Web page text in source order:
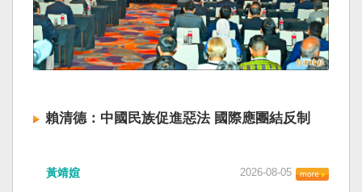
該海域之商貨輪，如接獲中方廣播時，無需理會
中方要求，並請立即通報相關單位，海巡署將會
採取一切必要手段，確保船舶航行自由與安全。
自己國家的歷史。台灣沒有像朝鮮的左右路線競
逐政權，造成內戰形成南韓、北朝分裂國家的歷
史。或許會有左右路線政黨，形塑台灣的國家之
路。 如果一九四五年八一五台灣獨立了，一九四
史就會是另一種局面，與台灣無關。台灣沒有中
四五年八一五台灣獨立了，台灣會成為東亞漢字
賴清德：中國民族促進惡法 國際應團結反制
「民族團結進步促進法」對各國人民進行政治審
黃靖媗 2026-08-05